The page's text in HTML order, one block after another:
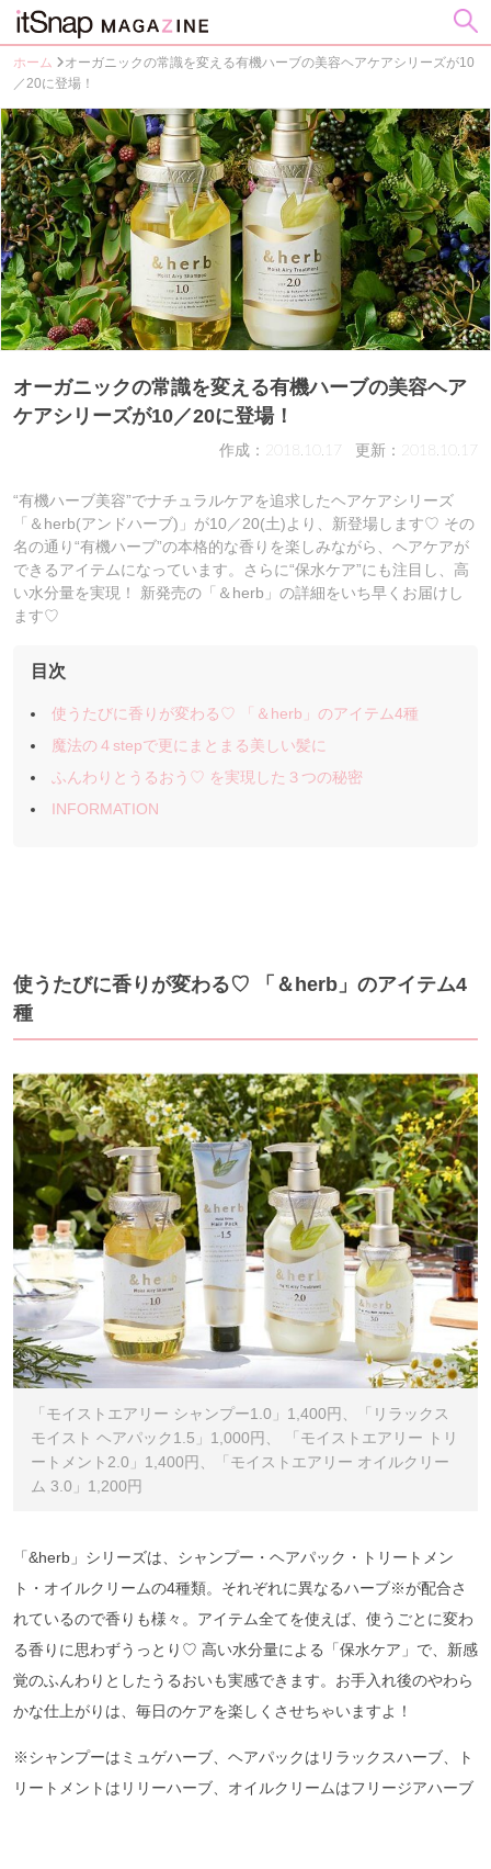
ホーム
オーガニックの常識を変える有機ハーブの美容ヘアケアシリーズが10
／20に登場！
オーガニックの常識を変える有機ハーブの美容ヘア
ケアシリーズが10／20に登場！
作成：2018.10.17 更新：2018.10.17
“有機ハーブ美容”でナチュラルケアを追求したヘアケアシリーズ
「＆herb(アンドハーブ)」が10／20(土)より、新登場します♡ その
名の通り“有機ハーブ”の本格的な香りを楽しみながら、ヘアケアが
できるアイテムになっています。さらに“保水ケア”にも注目し、高
い水分量を実現！ 新発売の「＆herb」の詳細をいち早くお届けし
ます♡
目次
使うたびに香りが変わる♡ 「＆herb」のアイテム4種
魔法の４stepで更にまとまる美しい髪に
ふんわりとうるおう♡ を実現した３つの秘密
INFORMATION
使うたびに香りが変わる♡ 「＆herb」のアイテム4
種
「モイストエアリー シャンプー1.0」1,400円、「リラックス
モイスト ヘアパック1.5」1,000円、 「モイストエアリー トリ
ートメント2.0」1,400円、「モイストエアリー オイルクリー
ム 3.0」1,200円
「&herb」シリーズは、シャンプー・ヘアパック・トリートメン
ト・オイルクリームの4種類。それぞれに異なるハーブ※が配合さ
れているので香りも様々。アイテム全てを使えば、使うごとに変わ
る香りに思わずうっとり♡ 高い水分量による「保水ケア」で、新感
覚のふんわりとしたうるおいも実感できます。お手入れ後のやわら
かな仕上がりは、毎日のケアを楽しくさせちゃいますよ！
※シャンプーはミュゲハーブ、ヘアパックはリラックスハーブ、ト
リートメントはリリーハーブ、オイルクリームはフリージアハーブ